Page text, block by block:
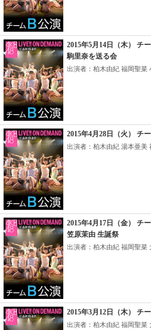
2015年5月14日（木） チ
駒里奈を送る会
出演者：柏木由紀 福岡聖菜
2015年4月28日（火） チ
出演者：柏木由紀 湯本亜美
2015年4月17日（金） チ
笠原茉由 生誕祭
出演者：柏木由紀 福岡聖菜
2015年3月12日（木） チ
出演者：柏木由紀 福岡聖菜